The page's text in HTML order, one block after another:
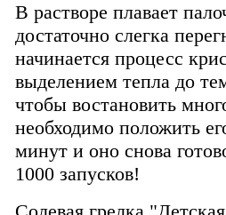
В растворе плавает
достаточно слегка
начинается процесс
выделением тепла до
чтобы востановить
необходимо положить
минут и оно снова
1000 запусков!